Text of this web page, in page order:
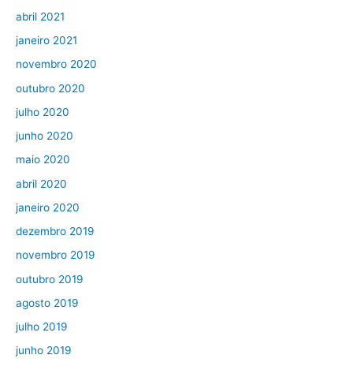
abril 2021
janeiro 2021
novembro 2020
outubro 2020
julho 2020
junho 2020
maio 2020
abril 2020
janeiro 2020
dezembro 2019
novembro 2019
outubro 2019
agosto 2019
julho 2019
junho 2019